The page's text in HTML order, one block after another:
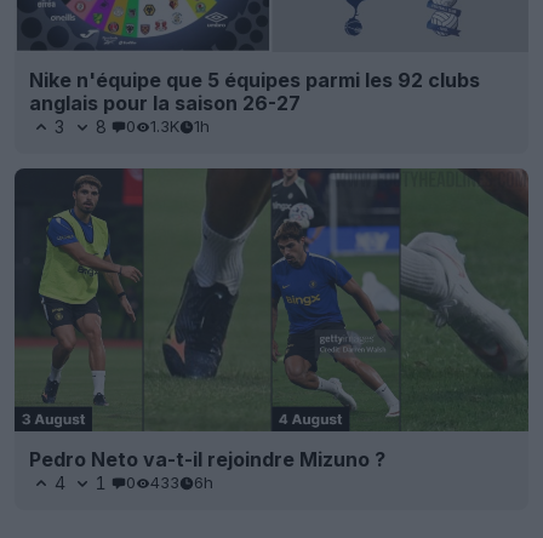
Nike n'équipe que 5 équipes parmi les 92 clubs
anglais pour la saison 26-27
3 8 0 1.3K 1h
Pedro Neto va-t-il rejoindre Mizuno ?
4 1 0 433 6h